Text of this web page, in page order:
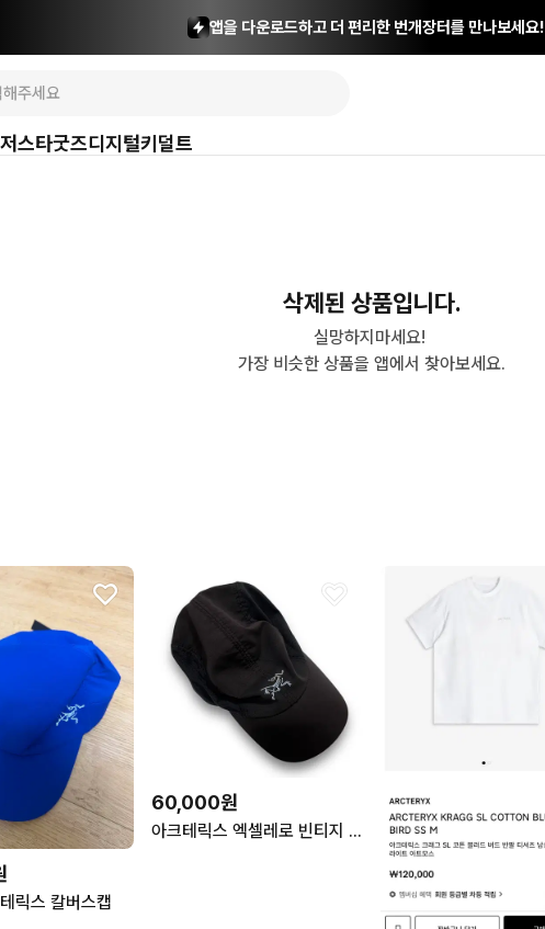
앱을 다운로드하고 더 편리한 번개장터를 만나보세요!
스타굿즈디지털키덜트
삭제된 상품입니다.
실망하지마세요!
가장 비슷한 상품을 앱에서 찾아보세요.
릭스 칼버스캡
60,000원
아크테릭스 엑셀레로 빈티지 캡